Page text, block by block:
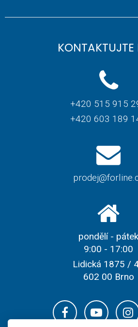
KONTAKTUJTE
+420 515 915
+420 603 189
pondělí - pátek
9:00 - 17:00
Lidická 1875 /
602 00 Brno